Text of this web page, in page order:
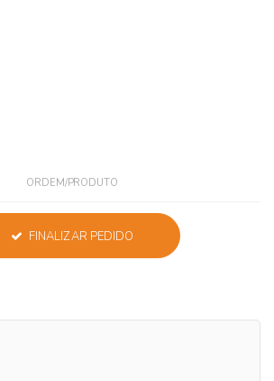
ORDEM/PRODUTO
FINALIZAR PEDIDO